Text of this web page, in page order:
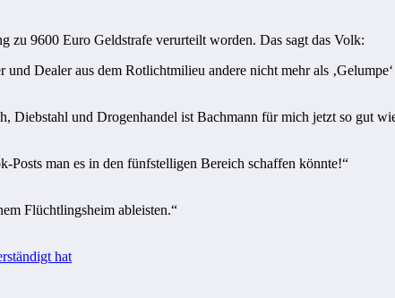
zu 9600 Euro Geldstrafe verurteilt worden. Das sagt das Volk:
Dealer aus dem Rotlichtmilieu andere nicht mehr als
Diebstahl und Drogenhandel ist Bachmann für mich jetzt so gut
man es in den fünfstelligen Bereich schaffen könnte!“
Flüchtlingsheim ableisten.“
hat